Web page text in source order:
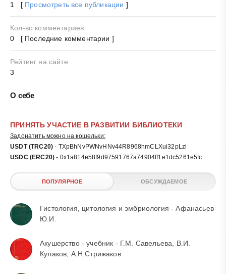
1 [ Просмотреть все публикации ]
Кол-во комментариев
0 [ Последние комментарии ]
Рейтинг на сайте
3
О себе
ПРИНЯТЬ УЧАСТИЕ В РАЗВИТИИ БИБЛИОТЕКИ
Задонатить можно на кошельки:
USDT (TRC20) - TXpBhNvPWNvHNv44R8968hmCLXui32pLzi
USDC (ERC20) - 0x1a814e58f9d97591767a74904ff1e1dc5261e5fc
ПОПУЛЯРНОЕ ОБСУЖДАЕМОЕ
Гистология, цитология и эмбриология - Афанасьев
Ю.И.
Акушерство - учебник - Г.М. Савельева, В.И.
Кулаков, А.Н.Стрижаков